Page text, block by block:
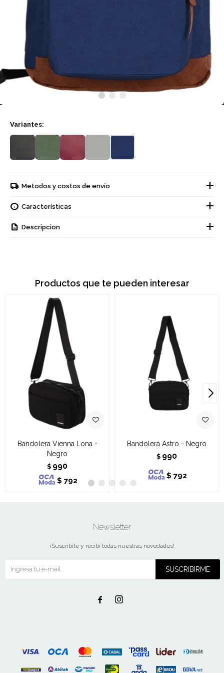
Variantes:
Metodos y costos de envío
Características
Descripcion
Productos que te pueden interesar
Bandolera Vienna Lona -
Negro
$ 990
$ 792
Bandolera Astro - Negro
$ 990
$ 792
Newsletter
¡Suscribite y recibí todas nuestras novedades!
SUSCRIBIRME
 